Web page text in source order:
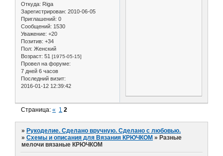
Откуда: Riga
Зарегистрирован: 2010-06-05
Приглашений: 0
Сообщений: 1530
Уважение: +20
Позитив: +34
Пол: Женский
Возраст: 51 [1975-05-15]
Провел на форуме:
7 дней 6 часов
Последний визит:
2016-01-12 12:39:42
Страница:« 1 2
» Рукоделие. Сделано вручную. Сделано с любовью.
»Схемы и описания для Вязания КРЮЧКОМ » Разные
мелочи вязаные КРЮЧКОМ